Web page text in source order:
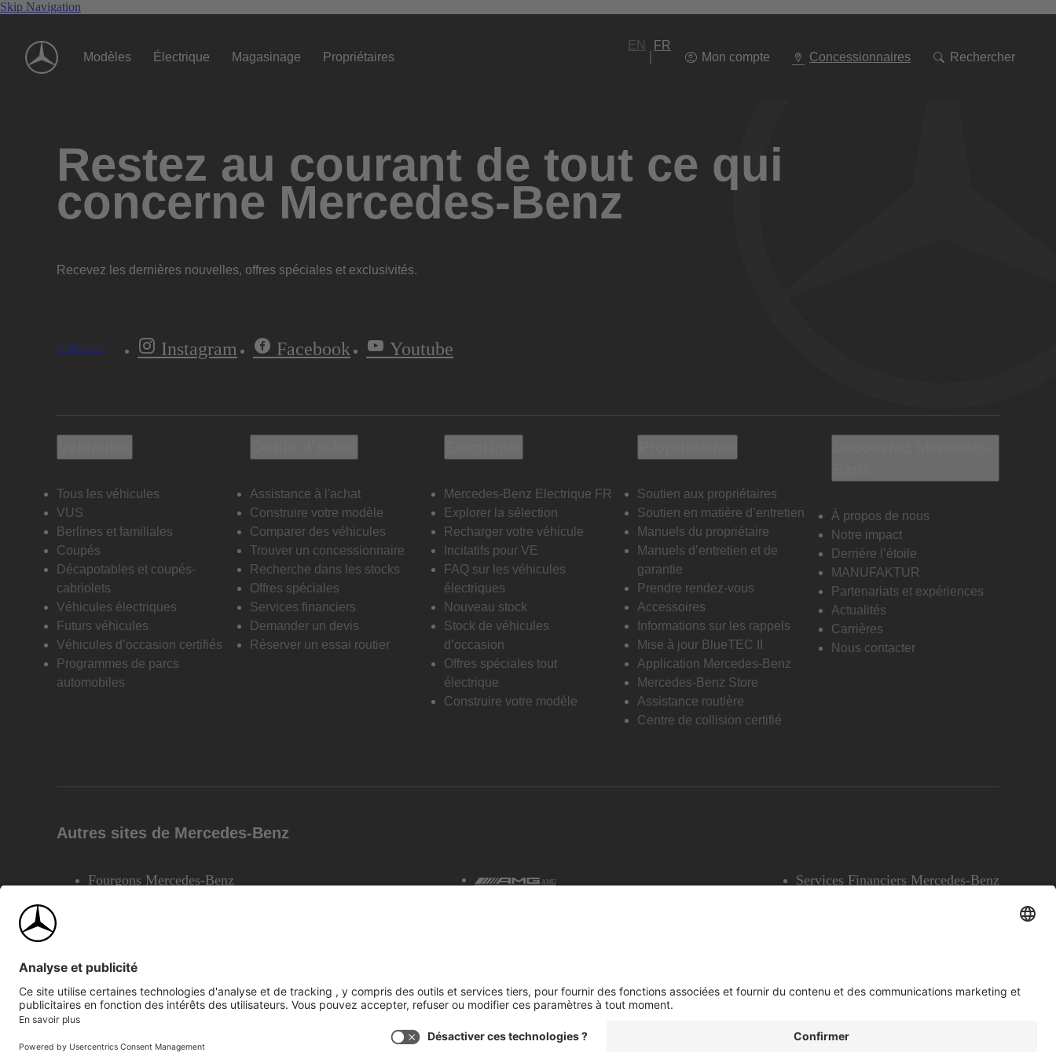
Skip Navigation
Modèles Électrique Magasinage Propriétaires
EN
FR
Mon compte
Concessionnaires Rechercher
à
Restez au courant de tout ce qui
concerne Mercedes-Benz
Recevez les dernières nouvelles, offres spéciales et exclusivités.
S'abonner Instagram Facebook Youtube
Tous les véhicules
VUS
Berlines et familiales
Coupés
Décapotables et coupés-
cabriolets
Véhicules électriques
Futurs véhicules
Véhicules d’occasion certifiés
Programmes de parcs
automobiles
Assistance à l'achat
Construire votre modèle
Comparer des véhicules
Trouver un concessionnaire
Recherche dans les stocks
Offres spéciales
Services financiers
Demander un devis
Réserver un essai routier
Mercedes-Benz Electrique FR
Explorer la sélection
Recharger votre véhicule
Incitatifs pour VE
FAQ sur les véhicules
électriques
Nouveau stock
Stock de véhicules
d’occasion
Offres spéciales tout
électrique
Construire votre modèle
Soutien aux propriétaires
Soutien en matière d’entretien
Manuels du propriétaire
Manuels d’entretien et de
garantie
Prendre rendez-vous
Accessoires
Informations sur les rappels
Mise à jour BlueTEC II
Application Mercedes-Benz
Mercedes-Benz Store
Assistance routière
Centre de collision certifié
À propos de nous
Notre impact
Derrière l’étoile
MANUFAKTUR
Partenariats et expériences
Actualités
Carrières
Nous contacter
Autres sites de Mercedes-Benz
Fourgons Mercedes-Benz AMG Services Financiers Mercedes-Benz
©2026 Mercedes-Benz Canada Inc.